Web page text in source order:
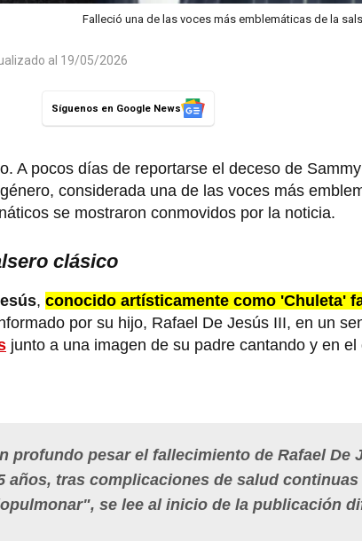
Falleció una de las voces más emblemáticas de la
al 19/05/2026
Síguenos en Google News
A pocos días de reportarse el deceso de
considerada una de las voces más
se mostraron conmovidos por la noticia.
clásico
, conocido artísticamente como 'Chuleta'
por su hijo, Rafael De Jesús III, en un
junto a una imagen de su padre cantando y en el
profundo pesar el fallecimiento de Rafael De
años, tras complicaciones de salud continuas
se lee al inicio de la publicación